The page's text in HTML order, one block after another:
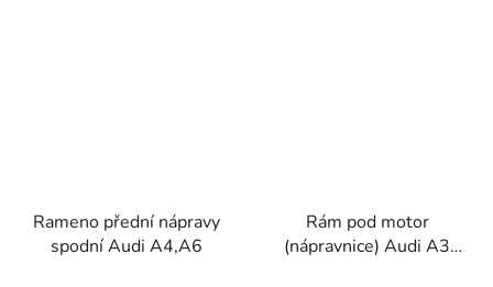
Rameno přední nápravy
spodní Audi A4,A6
Rám pod motor
(nápravnice) Audi A3